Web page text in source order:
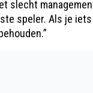
slecht
speler. Als je